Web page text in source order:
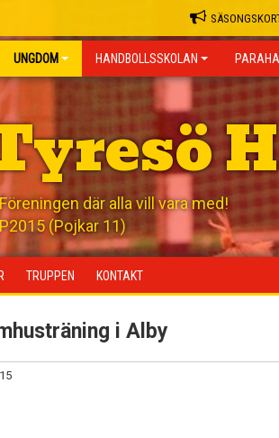
UNGDOM HANDBOLLSSKOLAN
Föreningen där alla vill vara med!
P2015 (Pojkar 11)
TRUPPEN KONTAKT
i Alby